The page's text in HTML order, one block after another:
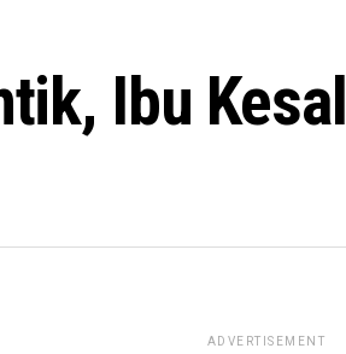
Ibu Kesal
ADVERTISEMENT